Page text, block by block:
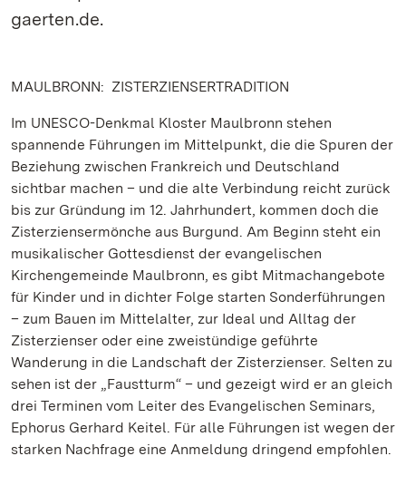
gaerten.de.
MAULBRONN: ZISTERZIENSERTRADITION
Im UNESCO-Denkmal Kloster Maulbronn stehen
spannende Führungen im Mittelpunkt, die die Spuren der
Beziehung zwischen Frankreich und Deutschland
sichtbar machen – und die alte Verbindung reicht zurück
bis zur Gründung im 12. Jahrhundert, kommen doch die
Zisterziensermönche aus Burgund. Am Beginn steht ein
musikalischer Gottesdienst der evangelischen
Kirchengemeinde Maulbronn, es gibt Mitmachangebote
für Kinder und in dichter Folge starten Sonderführungen
– zum Bauen im Mittelalter, zur Ideal und Alltag der
Zisterzienser oder eine zweistündige geführte
Wanderung in die Landschaft der Zisterzienser. Selten zu
sehen ist der „Faustturm“ – und gezeigt wird er an gleich
drei Terminen vom Leiter des Evangelischen Seminars,
Ephorus Gerhard Keitel. Für alle Führungen ist wegen der
starken Nachfrage eine Anmeldung dringend empfohlen.